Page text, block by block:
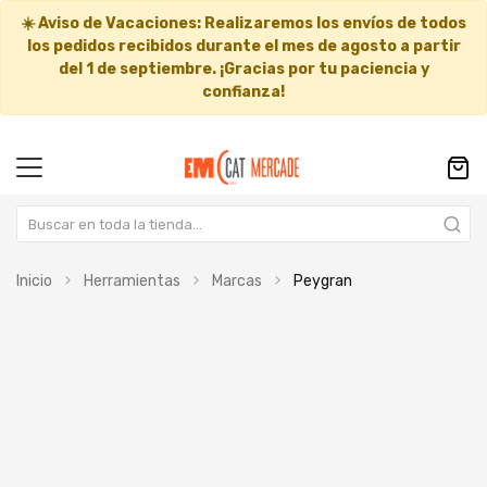
☀️Aviso de Vacaciones: Realizaremos los envíos de todos
los pedidos recibidos durante el mes de agosto a partir
del 1 de septiembre. ¡Gracias por tu paciencia y
confianza!
Inicio Herramientas Marcas Peygran